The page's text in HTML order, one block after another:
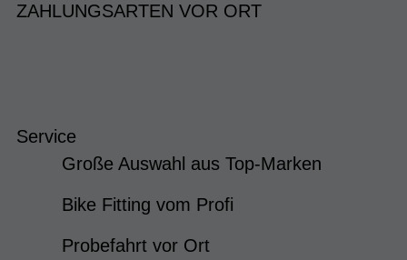
ZAHLUNGSARTEN VOR ORT
Service
Große Auswahl aus Top-Marken
Bike Fitting vom Profi
Probefahrt vor Ort